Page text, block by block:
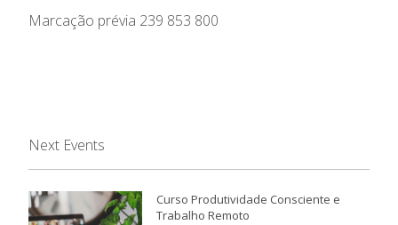
Marcação prévia 239 853 800
Next Events
Curso Produtividade Consciente e
Trabalho Remoto